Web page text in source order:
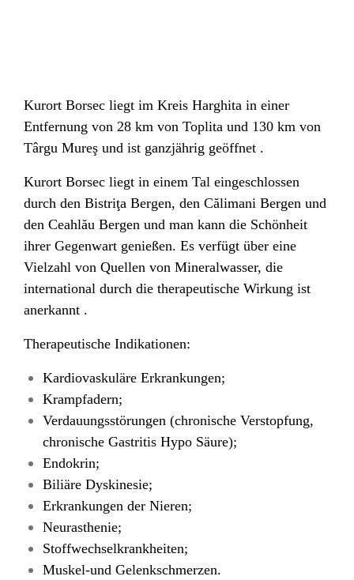
Kurort Borsec liegt im Kreis Harghita in einer
Entfernung von 28 km von Toplita und 130 km von
Târgu Mureş und ist ganzjährig geöffnet .
Kurort Borsec liegt in einem Tal eingeschlossen
durch den Bistriţa Bergen, den Călimani Bergen und
den Ceahlău Bergen und man kann die Schönheit
ihrer Gegenwart genießen. Es verfügt über eine
Vielzahl von Quellen von Mineralwasser, die
international durch die therapeutische Wirkung ist
anerkannt .
Therapeutische Indikationen:
Kardiovaskuläre Erkrankungen;
Krampfadern;
Verdauungsstörungen (chronische Verstopfung,
chronische Gastritis Hypo Säure);
Endokrin;
Biliäre Dyskinesie;
Erkrankungen der Nieren;
Neurasthenie;
Stoffwechselkrankheiten;
Muskel-und Gelenkschmerzen.